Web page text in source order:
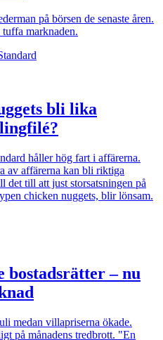
på börsen de senaste åren.
marknaden.
bli lika
håller hög fart i affärerna.
av affärerna kan bli riktiga
det till att just storsatsningen på
chicken nuggets, blir lönsam.
– nu
medan villapriserna ökade.
på månadens tredbrott. "En